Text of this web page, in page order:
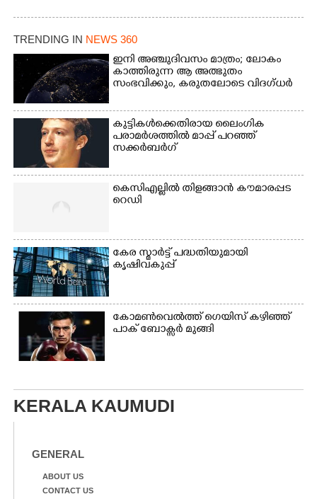
TRENDING IN NEWS 360
ഇനി അഞ്ചുദിവസം മാത്രം; ലോകം
കാത്തിരുന്ന ആ അത്ഭുതം
സംഭവിക്കും, കരുതലോടെ വിദഗ്ധർ
കുട്ടികൾക്കെതിരായ ലൈംഗിക
പരാമർശത്തിൽ മാപ്പ് പറഞ്ഞ്
സക്കർബർഗ്
കെസിഎല്ലിൽ തിളങ്ങാൻ കൗമാരപ്പട
റെഡി
കേര സ്മാർട്ട് പദ്ധതിയുമായി
കൃഷിവകുപ്പ്
കോമൺവെൽത്ത് ഗെയിസ് കഴിഞ്ഞ്
പാക് ബോക്സർ മുങ്ങി
KERALA KAUMUDI
GENERAL
ABOUT US
CONTACT US